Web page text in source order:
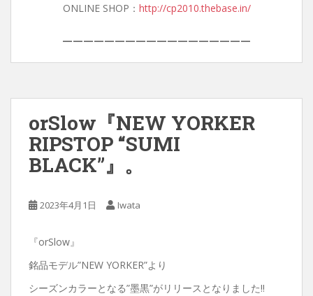
ONLINE SHOP： http://cp2010.thebase.in/
——————————————————
orSlow『NEW YORKER
RIPSTOP “SUMI
BLACK”』。
2023年4月1日 Iwata
『orSlow』
銘品モデル”NEW YORKER”より
シーズンカラーとなる”墨黒”がリリースとなりました‼︎